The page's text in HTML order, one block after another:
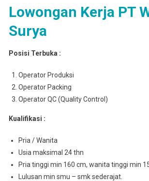
Lowongan Kerja PT
Surya
Posisi Terbuka :
Operator Produksi
Operator Packing
Operator QC (Quality Control)
Kualifikasi :
Pria / Wanita
Usia maksimal 24 thn
Pria tinggi min 160 cm, wanita tinggi min
Lulusan min smu – smk sederajat.